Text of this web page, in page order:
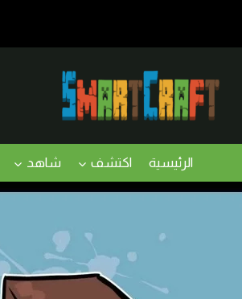
الرئيسية اكتشف شاهد